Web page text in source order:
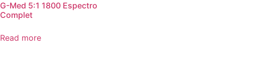
G-Med 5:1 1800 Espectro
Complet
Read more